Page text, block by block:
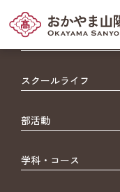
学校紹介
スクールライフ
部活動
学科・コース